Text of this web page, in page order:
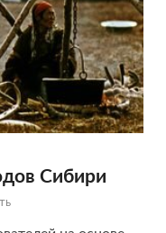
Сибири